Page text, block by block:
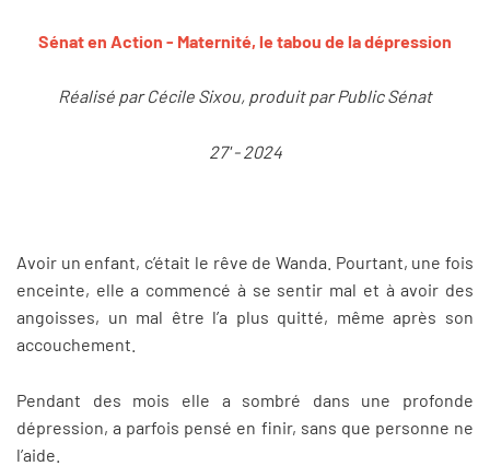
Sénat en Action - Maternité, le tabou de la dépression
Réalisé par Cécile Sixou, produit par Public Sénat
27' - 2024
Avoir un enfant, c’était le rêve de Wanda. Pourtant, une fois
enceinte, elle a commencé à se sentir mal et à avoir des
angoisses, un mal être l’a plus quitté, même après son
accouchement.
Pendant des mois elle a sombré dans une profonde
dépression, a parfois pensé en finir, sans que personne ne
l’aide.